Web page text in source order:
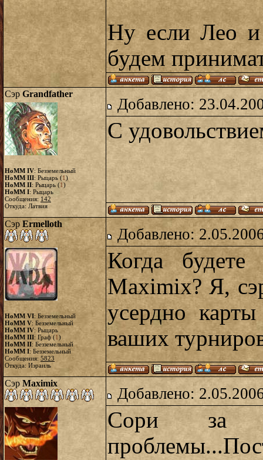
Ну если Лео и
будем
Сэр Grandfather
HoMM IV: Безземельный
HoMM III: Рыцарь (1)
HoMM II: Рыцарь (1)
HoMM I: Рыцарь
Сообщения: 142
Откуда: Латвия
Добавлено:
С
Сэр Ermelloth
HoMM VI: Безземельный
HoMM V: Безземельный
HoMM IV: Рыцарь
HoMM III: Граф (1)
HoMM II: Безземельный
HoMM I: Безземельный
Сообщения: 5823
Откуда: Израиль
Добавлено:
Когда будете
Maximix? Я,
усердно
ваших
Сэр Maximix
Добавлено:
Сори за